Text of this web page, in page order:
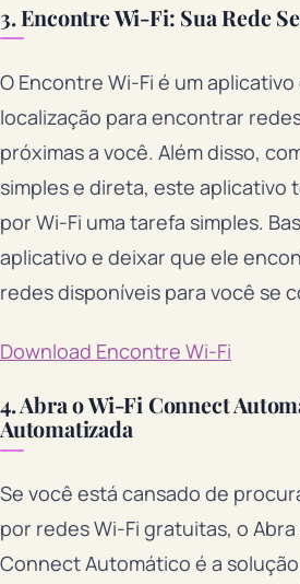
3. Encontre Wi-Fi: Sua Rede
O Encontre Wi-Fi é um
localização para encontrar
próximas a você. Além disso,
simples e direta, este aplicativo
por Wi-Fi uma tarefa simples.
aplicativo e deixar que ele
redes disponíveis para você se
Download Encontre Wi-Fi
4. Abra o Wi-Fi Connect
Automatizada
Se você está cansado de
por redes Wi-Fi gratuitas, o Abra
Connect Automático é a